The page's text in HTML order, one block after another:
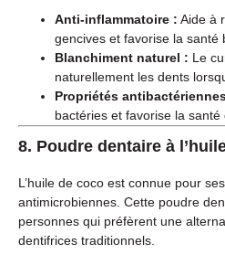
Anti-inflammatoire : Aide à
gencives et favorise la santé
Blanchiment naturel : Le
naturellement les dents
Propriétés
bactéries et favorise la santé
8. Poudre dentaire à
L’huile de coco est connue pour
antimicrobiennes. Cette poudre
personnes qui préfèrent une
dentifrices traditionnels.